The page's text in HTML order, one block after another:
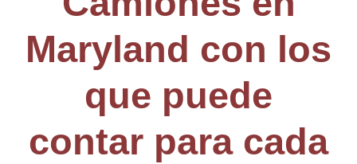
Maryland con los
que puede
contar para cada